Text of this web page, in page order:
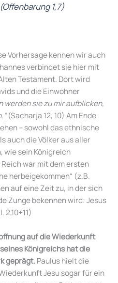
1,7)
Vorhersage kennen wir auch
verbindet sie hier mit
Testament. Dort wird
und die Einwohner
werden sie zu mir aufblicken,
(Sacharja 12, 10) Am Ende
– sowohl das ethnische
auch die Völker aus aller
wie sein Königreich
war mit dem ersten
herbeigekommen“ (z.B.
auf eine Zeit zu, in der sich
Zunge bekennen wird: Jesus
auf die Wiederkunft
Königreichs hat die
geprägt.Paulus hielt die
Jesu sogar für ein